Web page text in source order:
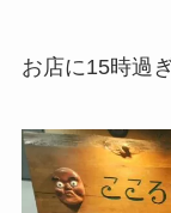
お店に15時過